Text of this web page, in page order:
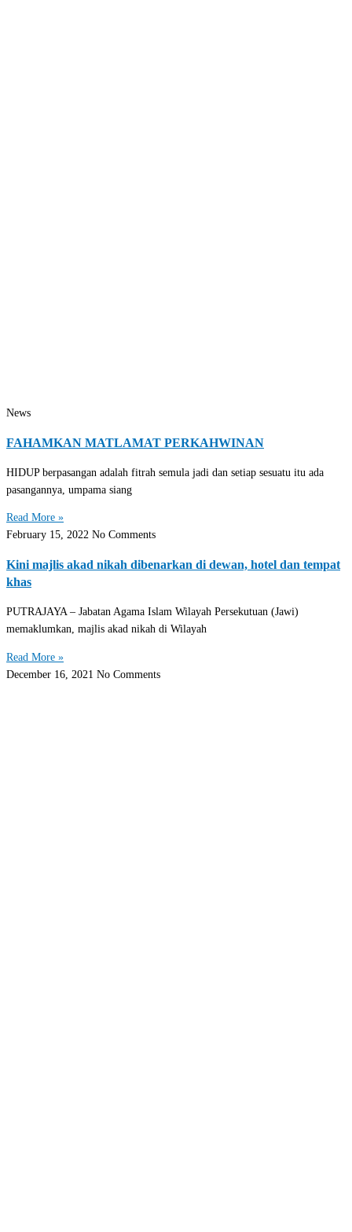
News
FAHAMKAN MATLAMAT PERKAHWINAN
HIDUP berpasangan adalah fitrah semula jadi dan setiap sesuatu itu ada
pasangannya, umpama siang
Read More »
February 15, 2022 No Comments
Kini majlis akad nikah dibenarkan di dewan, hotel dan tempat
khas
PUTRAJAYA – Jabatan Agama Islam Wilayah Persekutuan (Jawi)
memaklumkan, majlis akad nikah di Wilayah
Read More »
December 16, 2021 No Comments